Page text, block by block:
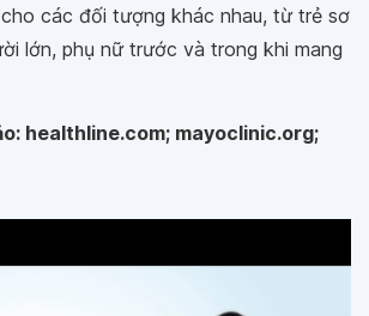
các đối tượng khác nhau, từ trẻ sơ
lớn, phụ nữ trước và trong khi mang
healthline.com; mayoclinic.org;